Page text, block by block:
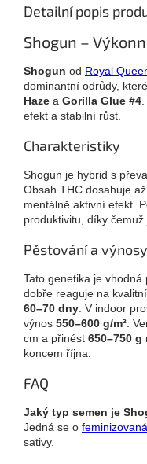
Detailní popis
Shogun –
Shogun od Royal
dominantní odrůdy,
Haze a Gorilla Glue #4
efekt a stabilní růst.
Charakteristiky
Shogun je hybrid s
Obsah THC dosahuje až
mentálně aktivní efekt.
produktivitu, díky
Pěstování a výnosy
Tato genetika je
dobře reaguje na
60–70 dny . V indoor
výnos 550–600 g/m² .
cm a přinést 650–750
koncem října.
FAQ
Jaký typ semen je
Jedná se o
sativy.